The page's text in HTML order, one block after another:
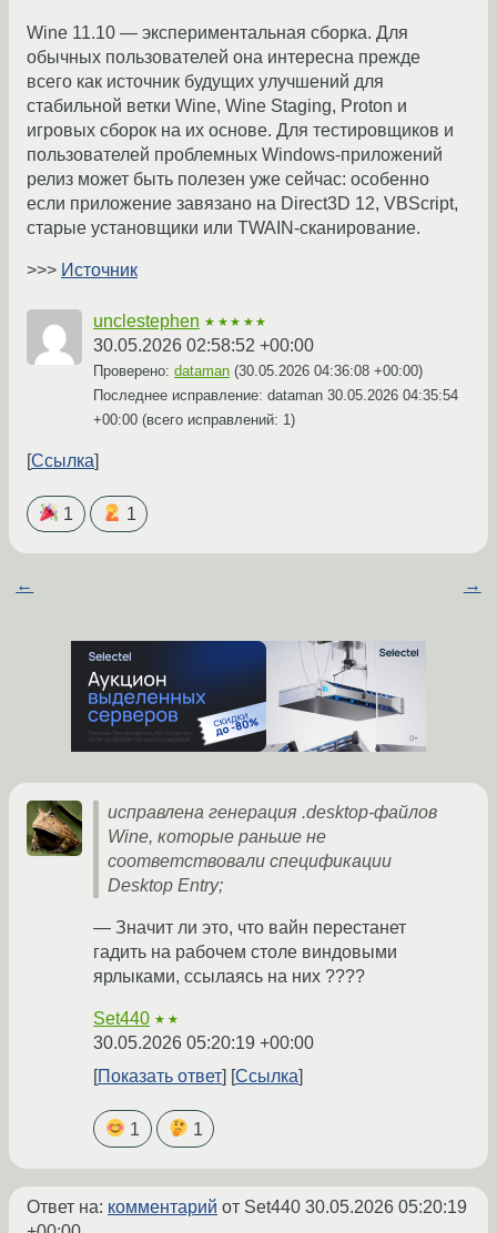
Wine 11.10 — экспериментальная сборка. Для
обычных пользователей она интересна прежде
всего как источник будущих улучшений для
стабильной ветки Wine, Wine Staging, Proton и
игровых сборок на их основе. Для тестировщиков и
пользователей проблемных Windows-приложений
релиз может быть полезен уже сейчас: особенно
если приложение завязано на Direct3D 12, VBScript,
старые установщики или TWAIN-сканирование.
>>> Источник
unclestephen ★★★★★
30.05.2026 02:58:52 +00:00
Проверено: dataman (30.05.2026 04:36:08 +00:00)
Последнее исправление: dataman 30.05.2026 04:35:54
+00:00 (всего исправлений: 1)
Ссылка
1 1
← →
исправлена генерация .desktop-файлов
Wine, которые раньше не
соответствовали спецификации
Desktop Entry;
— Значит ли это, что вайн перестанет
гадить на рабочем столе виндовыми
ярлыками, ссылаясь на них ????
Set440 ★★
30.05.2026 05:20:19 +00:00
Показать ответ
Ссылка
1 1
Ответ на: комментарий от Set440 30.05.2026 05:20:19